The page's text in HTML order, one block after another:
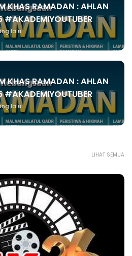
KHAS RAMADAN : AHLAN
lalu
KHAS RAMADAN : AHLAN
lalu
LIHAT SEMUA